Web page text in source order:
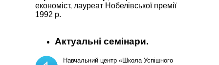
економіст, лауреат Нобелівської премії
1992 р.
Актуальні семінари.
Навчальний центр «Школа Успішного